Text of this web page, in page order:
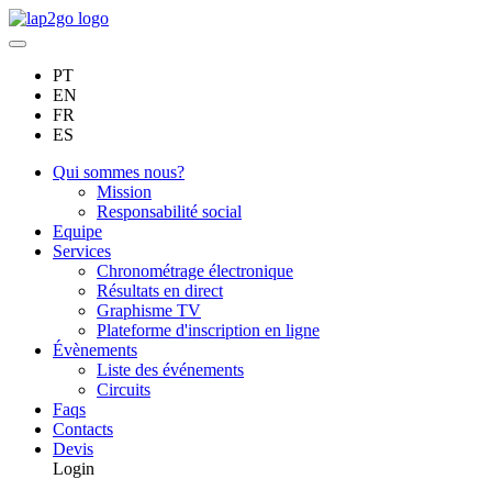
PT
EN
FR
ES
Qui sommes nous?
Mission
Responsabilité social
Equipe
Services
Chronométrage électronique
Résultats en direct
Graphisme TV
Plateforme d'inscription en ligne
Évènements
Liste des événements
Circuits
Faqs
Contacts
Devis
Login